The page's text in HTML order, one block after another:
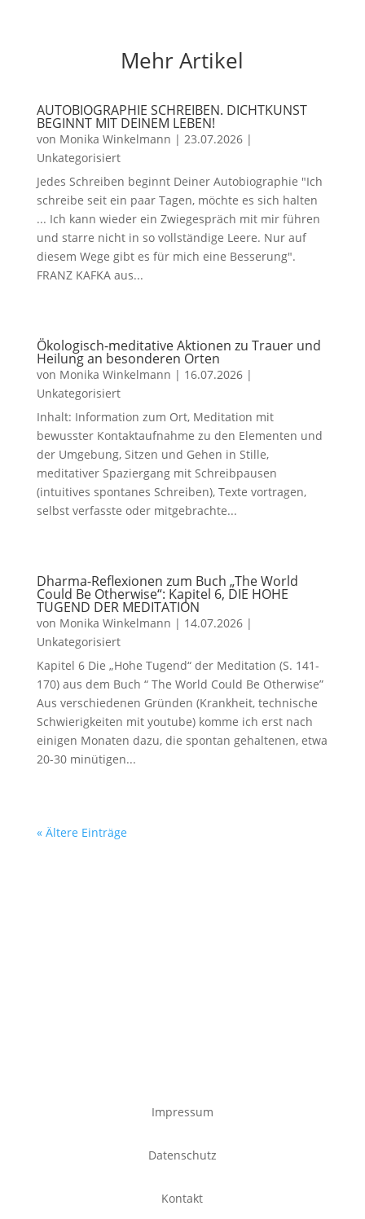
Mehr Artikel
AUTOBIOGRAPHIE SCHREIBEN. DICHTKUNST
BEGINNT MIT DEINEM LEBEN!
von Monika Winkelmann | 23.07.2026|
Unkategorisiert
Jedes Schreiben beginnt Deiner Autobiographie "Ich
schreibe seit ein paar Tagen, möchte es sich halten
... Ich kann wieder ein Zwiegespräch mit mir führen
und starre nicht in so vollständige Leere. Nur auf
diesem Wege gibt es für mich eine Besserung".
FRANZ KAFKA aus...
Ökologisch-meditative Aktionen zu Trauer und
Heilung an besonderen Orten
von Monika Winkelmann | 16.07.2026|
Unkategorisiert
Inhalt: Information zum Ort, Meditation mit
bewusster Kontaktaufnahme zu den Elementen und
der Umgebung, Sitzen und Gehen in Stille,
meditativer Spaziergang mit Schreibpausen
(intuitives spontanes Schreiben), Texte vortragen,
selbst verfasste oder mitgebrachte...
Dharma-Reflexionen zum Buch „The World
Could Be Otherwise“: Kapitel 6, DIE HOHE
TUGEND DER MEDITATION
von Monika Winkelmann | 14.07.2026|
Unkategorisiert
Kapitel 6 Die „Hohe Tugend“ der Meditation (S. 141-
170) aus dem Buch “ The World Could Be Otherwise”
Aus verschiedenen Gründen (Krankheit, technische
Schwierigkeiten mit youtube) komme ich erst nach
einigen Monaten dazu, die spontan gehaltenen, etwa
20-30 minütigen...
« Ältere Einträge
Impressum
Datenschutz
Kontakt